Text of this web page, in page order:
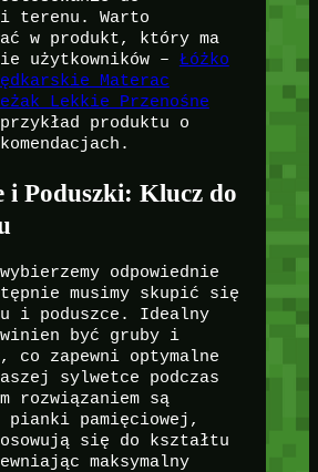
terenu. Warto
w produkt, który ma
użytkowników – Łóżko
Materac
Lekkie Przenośne
produktu o
i Poduszki: Klucz do
odpowiednie
musimy skupić się
i poduszce. Idealny
być gruby i
co zapewni optymalne
sylwetce podczas
rozwiązaniem są
pianki pamięciowej,
się do kształtu
maksymalny